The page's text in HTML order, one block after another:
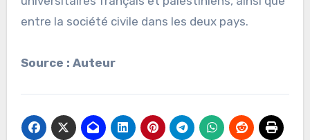
entre la société civile dans les deux pays.
Source : Auteur